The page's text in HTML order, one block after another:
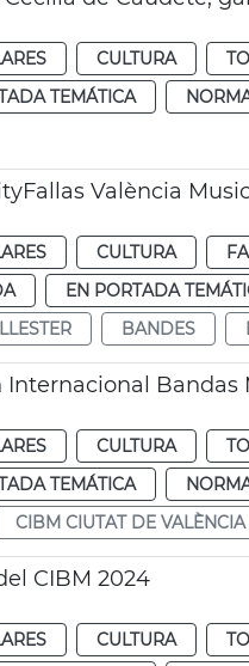
CULTURA
TEMÁTICA
València
CULTURA
EN PORTADA
BANDES
Bandas
CULTURA
TEMÁTICA
CIBM CIUTAT DE VALÈNCIA
CIBM 2024
CULTURA